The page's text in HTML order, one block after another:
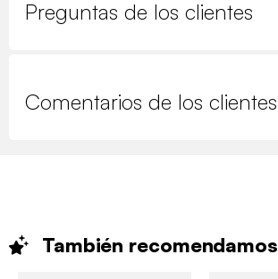
Preguntas de los clientes
Comentarios de los clientes
También recomendamos